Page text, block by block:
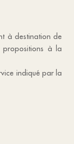
à destination de
propositions à la
indiqué par la